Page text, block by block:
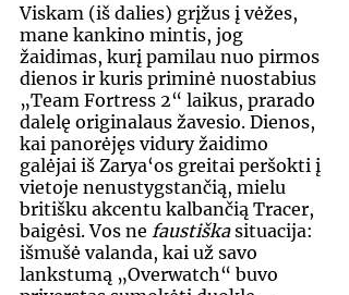
Viskam (iš dalies) grįžus į vėžes,
mane kankino mintis, jog
žaidimas, kurį pamilau nuo pirmos
dienos ir kuris priminė nuostabius
„Team Fortress 2“ laikus, prarado
dalelę originalaus žavesio. Dienos,
kai panorėjęs vidury žaidimo
galėjai iš Zarya‘os greitai peršokti į
vietoje nenustygstančią, mielu
britišku akcentu kalbančią Tracer,
baigėsi. Vos ne faustiška situacija:
išmušė valanda, kai už savo
lankstumą „Overwatch“ buvo